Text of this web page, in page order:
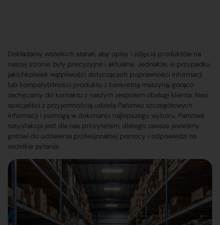
Dokładamy wszelkich starań, aby opisy i zdjęcia produktów na
naszej stronie były precyzyjne i aktualne. Jednakże, w przypadku
jakichkolwiek wątpliwości dotyczących poprawności informacji
lub kompatybilności produktu z konkretną maszyną, gorąco
zachęcamy do kontaktu z naszym zespołem obsługi klienta. Nasi
specjaliści z przyjemnością udzielą Państwu szczegółowych
informacji i pomogą w dokonaniu najlepszego wyboru. Państwa
satysfakcja jest dla nas priorytetem, dlatego zawsze jesteśmy
gotowi do udzielenia profesjonalnej pomocy i odpowiedzi na
wszelkie pytania.